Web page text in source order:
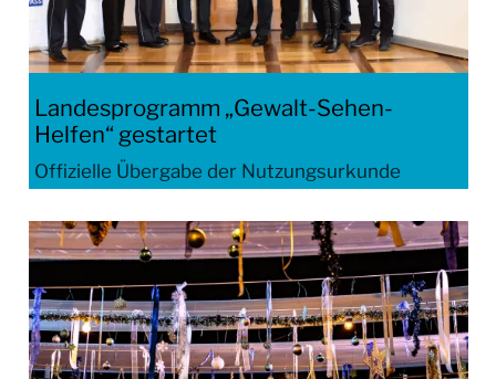
Landesprogramm „Gewalt-Sehen-
Helfen“ gestartet
Offizielle Übergabe der Nutzungsurkunde